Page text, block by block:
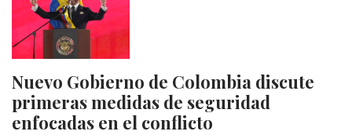
Nuevo Gobierno de Colombia discute
primeras medidas de seguridad
enfocadas en el conflicto